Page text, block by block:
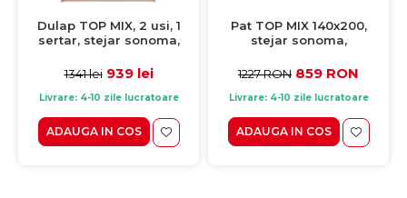
Dulap TOP MIX, 2 usi, 1
sertar, stejar sonoma,
1341 lei 939 lei
Livrare: 4-10 zile lucratoare
ADAUGA IN COS
Pat TOP MIX 140x200,
stejar sonoma,
1227 RON 859 RON
Livrare: 4-10 zile lucratoare
ADAUGA IN COS